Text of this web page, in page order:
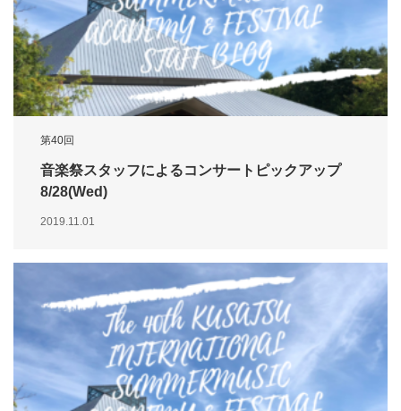
第40回
音楽祭スタッフによるコンサートピックアップ
8/28(Wed)
2019.11.01